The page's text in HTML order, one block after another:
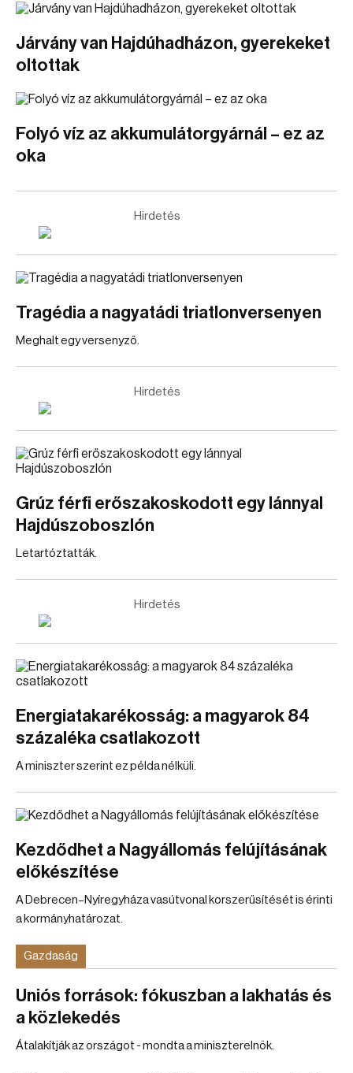
Járvány van Hajdúhadházon, gyerekeket
oltottak
Folyó víz az akkumulátorgyárnál – ez az
oka
Hirdetés
Tragédia a nagyatádi triatlonversenyen
Meghalt egy versenyző.
Hirdetés
Grúz férfi erőszakoskodott egy lánnyal
Hajdúszoboszlón
Letartóztatták.
Hirdetés
Energiatakarékosság: a magyarok 84
százaléka csatlakozott
A miniszter szerint ez példa nélküli.
Kezdődhet a Nagyállomás felújításának
előkészítése
A Debrecen–Nyíregyháza vasútvonal korszerűsítését is érinti
a kormányhatározat.
Gazdaság
Uniós források: fókuszban a lakhatás és
a közlekedés
Átalakítják az országot - mondta a miniszterelnök.